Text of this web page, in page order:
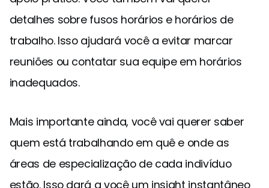
detalhes sobre fusos horários e horários de
trabalho. Isso ajudará você a evitar marcar
reuniões ou contatar sua equipe em horários
inadequados.
Mais importante ainda, você vai querer saber
quem está trabalhando em quê e onde as
áreas de especialização de cada indivíduo
estão. Isso dará a você um insight instantâneo